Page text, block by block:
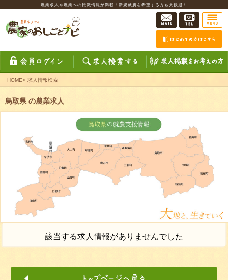
農業求人や農業への転職情報が満載！新規就農を希望する方も大歓迎！
HOME> 求人情報検索
鳥取県 の農業求人
該当する求人情報がありませんでした